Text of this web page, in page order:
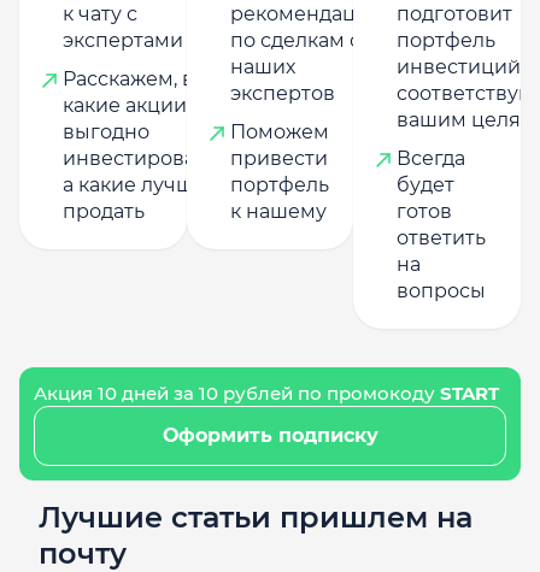
к чату с
экспертами
Расскажем, в
какие акции
выгодно
инвестировать,
а какие лучше
продать
рекомендациям
по сделкам от
наших
экспертов
Поможем
привести
портфель
к нашему
подготовит
портфель
инвестиций,
вашим целям
Всегда
будет
готов
ответить
на
вопросы
Акция 10 дней за 10 рублей по промокоду START
Оформить подписку
Лучшие статьи пришлем на
почту